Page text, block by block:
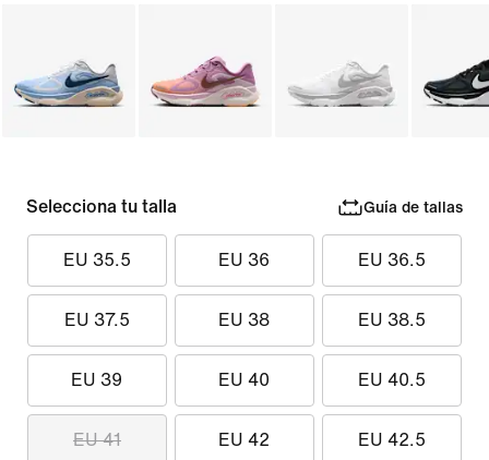
Selecciona tu talla Guía de tallas
EU 35.5 EU 36 EU 36.5
EU 37.5 EU 38 EU 38.5
EU 39 EU 40 EU 40.5
EU 41 EU 42 EU 42.5